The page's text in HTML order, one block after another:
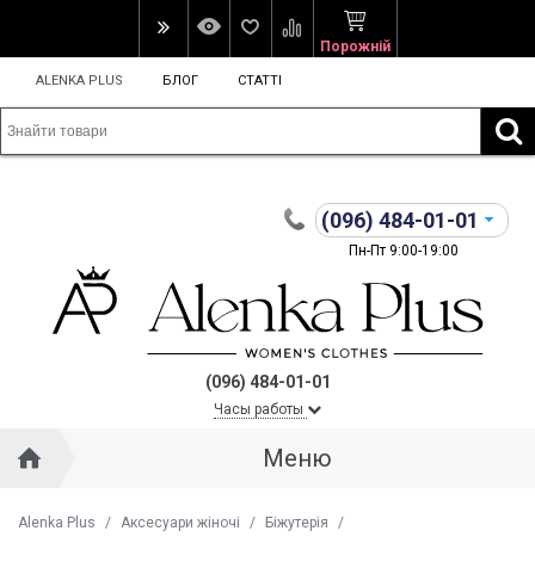
Порожній
ALENKA PLUS БЛОГ СТАТТІ
(096) 484-01-01
Пн-Пт 9:00-19:00
(096) 484-01-01
Часы работы
Меню
Alenka Plus / Аксесуари жіночі / Біжутерія /